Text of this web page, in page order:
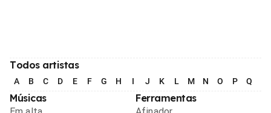
Todos artistas
A B C D E F G H I J K L M N O P Q
Músicas Ferramentas